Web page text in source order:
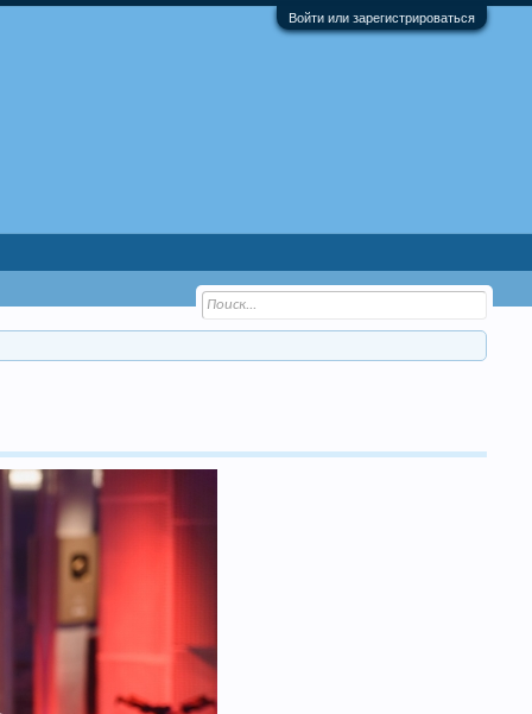
Войти или зарегистрироваться